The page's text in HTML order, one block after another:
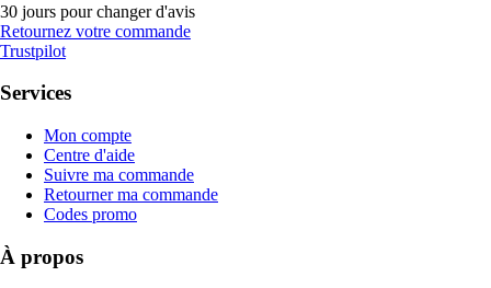
30 jours pour changer d'avis
Retournez votre commande
Trustpilot
Services
Mon compte
Centre d'aide
Suivre ma commande
Retourner ma commande
Codes promo
À propos